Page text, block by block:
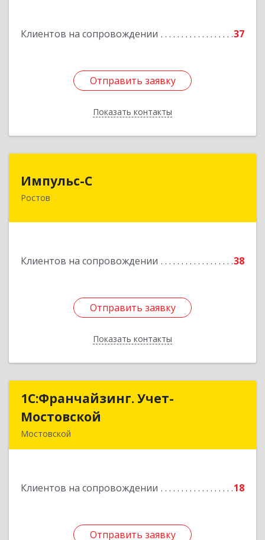
Клиентов на сопровождении 37
Отправить заявку
Показать контакты
Отправить заявку
Назад
Импульс-С
Ростов
Клиентов на сопровождении 38
Отправить заявку
Показать контакты
Отправить заявку
Назад
1С:Франчайзинг. Учет-
Мостовской
Мостовской
Клиентов на сопровождении 18
Отправить заявку
1С:Франчайзинг. Учет-
Отправить заявку